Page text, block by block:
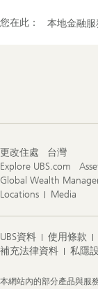
您在此： 本地金融服
更改住處
台灣
Explore UBS.com
Global Wealth
Locations
Media
UBS資料 使用條款
補充法律資料
私隱
Legal
本網站內的部分產品與服